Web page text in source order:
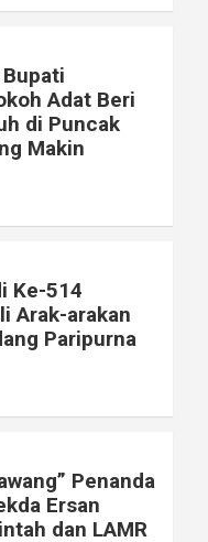
Adat Beri
di Puncak
Makin
Ke-514
Arak-arakan
Paripurna
Penanda
Ersan
dan LAMR